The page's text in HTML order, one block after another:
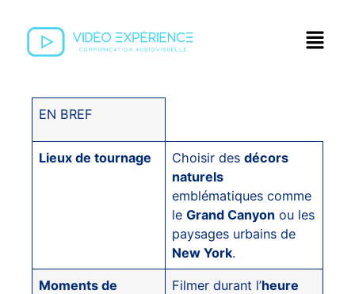
EN BREF
Lieux de tournage Choisir desdécors
naturels
emblématiques comme
leGrand Canyon ou les
paysages urbains de
New York.
Moments de
Filmer durant l’heure